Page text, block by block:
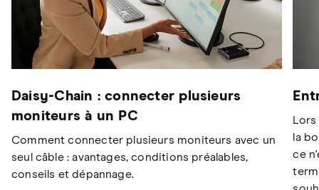
Daisy-Chain : connecter plusieurs
moniteurs à un PC
Comment connecter plusieurs moniteurs avec un
seul câble : avantages, conditions préalables,
conseils et dépannage.
la
ce